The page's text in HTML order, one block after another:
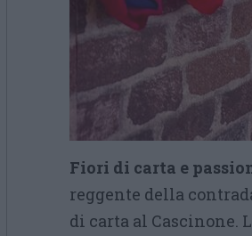
Fiori di carta e
reggente della
di carta al Cascinone.